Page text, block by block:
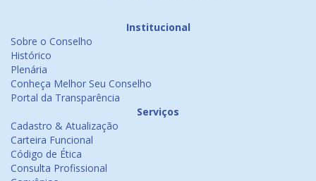
Institucional
Sobre o Conselho
Histórico
Plenária
Conheça Melhor Seu Conselho
Portal da Transparência
Serviços
Cadastro & Atualização
Carteira Funcional
Código de Ética
Consulta Profissional